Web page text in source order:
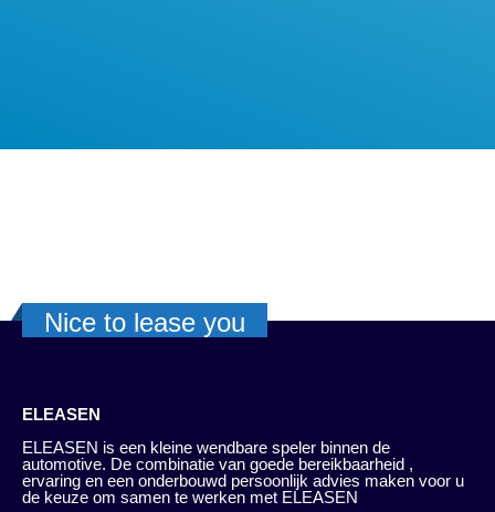
Nice to lease you
ELEASEN
ELEASEN is een kleine wendbare speler binnen de
automotive. De combinatie van goede bereikbaarheid ,
ervaring en een onderbouwd persoonlijk advies maken voor u
de keuze om samen te werken met ELEASEN